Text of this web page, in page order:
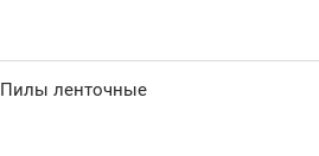
Пилы ленточные